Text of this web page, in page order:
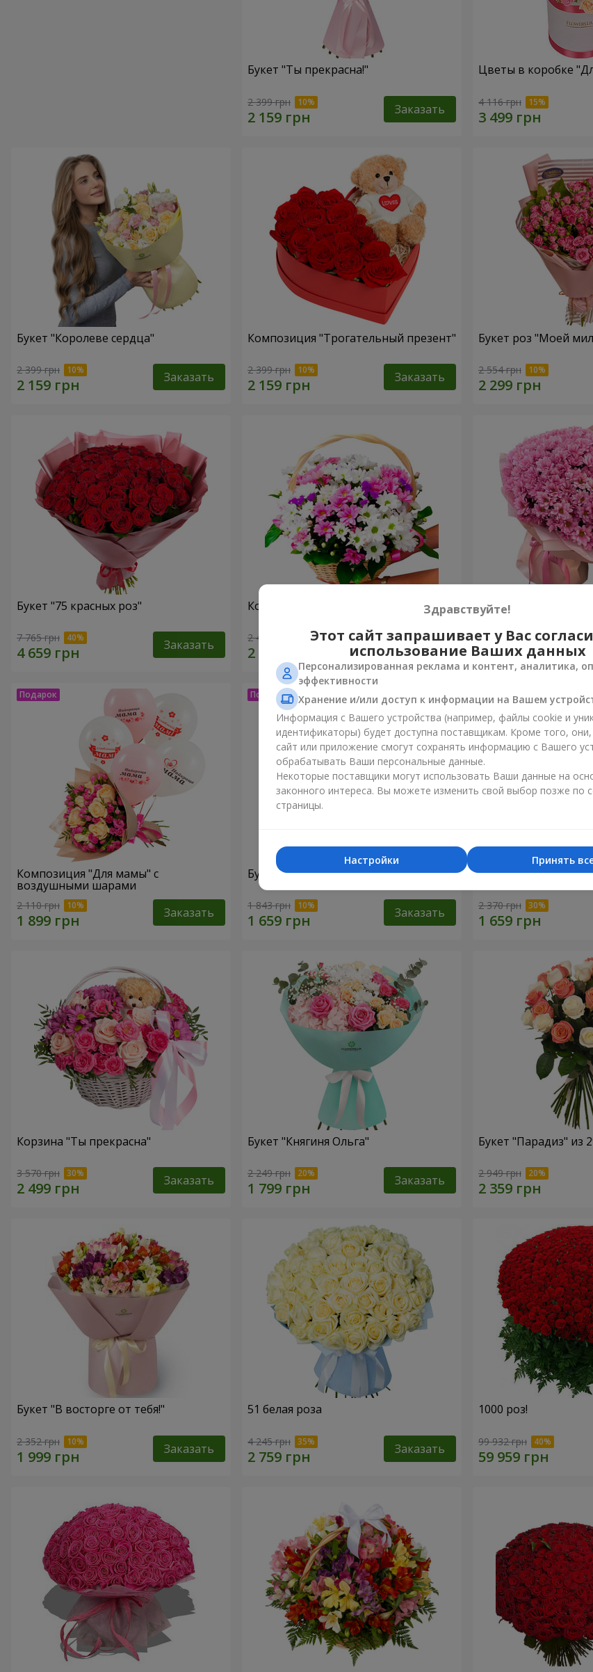
Букет "Ты прекрасна!"
2 399 грн Заказать
Цветы в коробке
4 116 грн
Букет "Королеве сердца"
2 399 грн Заказать
Композиция "Трогательный презент"
2 399 грн Заказать
Букет роз "Моей
2 554 грн
Букет "75 красных роз"
7 765 грн Заказать
Корзина хризантем "Яркая поляна"
2 469 грн Заказать
Букет "Свежее
5 124 грн
Композиция "Для мамы" с
воздушными шарами
2 110 грн Заказать
Букет "Маме в подарок"
1 843 грн Заказать
Букет "Сердечные
2 370 грн
Корзина "Ты прекрасна"
3 570 грн Заказать
Букет "Княгиня Ольга"
2 249 грн Заказать
Букет "Парадиз" из
2 949 грн
Букет "В восторге от тебя!"
2 352 грн Заказать
51 белая роза
4 245 грн Заказать
1000 роз!
99 932 грн
Здравствуйте!
Этот сайт запрашивает у Вас
использование Ваших данных
Персонализированная реклама и контент, аналитика,
эффективности
Хранение и/или доступ к информации на Вашем
Информация с Вашего устройства (например, файлы cookie и
идентификаторы) будет доступна поставщикам. Кроме того,
сайт или приложение смогут сохранять информацию с Вашего
обрабатывать Ваши персональные данные.
Некоторые поставщики могут использовать Ваши данные на
законного интереса. Вы можете изменить свой выбор позже по
страницы.
Принять
Настройки